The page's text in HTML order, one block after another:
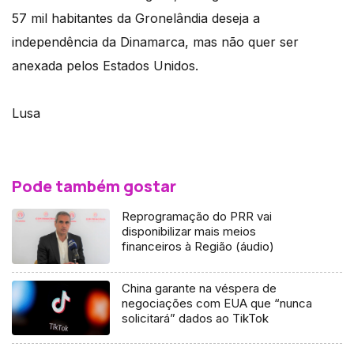
57 mil habitantes da Gronelândia deseja a
independência da Dinamarca, mas não quer ser
anexada pelos Estados Unidos.
Lusa
Pode também gostar
Reprogramação do PRR vai
disponibilizar mais meios
financeiros à Região (áudio)
China garante na véspera de
negociações com EUA que “nunca
solicitará” dados ao TikTok